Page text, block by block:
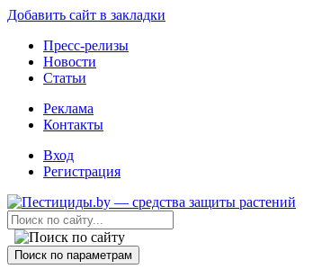
Добавить сайт в закладки
Пресс-релизы
Новости
Статьи
Реклама
Контакты
Вход
Регистрация
Поиск по параметрам